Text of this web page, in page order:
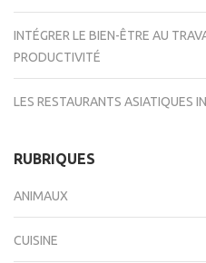
INTÉGRER LE BIEN-ÊTRE AU
PRODUCTIVITÉ
LES RESTAURANTS ASIATIQUES
RUBRIQUES
ANIMAUX
CUISINE